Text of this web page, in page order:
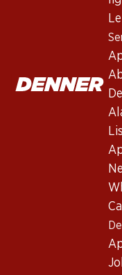
Robe rose pâle. Nez
pastèque, avec des
Agréable finale à
Bon à savoir